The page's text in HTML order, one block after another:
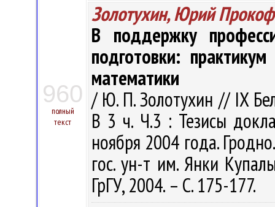
960
полный
текст
Золотухин, Юрий
В поддержку
подготовки:
математики
/ Ю. П. Золотухин // IX
В 3 ч. Ч.3 : Тезисы
ноября 2004 года.
гос. ун-т им. Янки
ГрГУ, 2004. – С. 175-177.